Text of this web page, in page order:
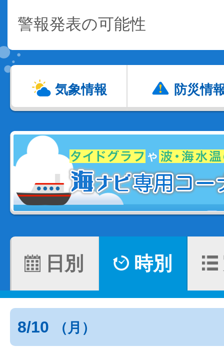
警報発表の可能性
気象情報 防災情
日別 時別
8/10 （月）